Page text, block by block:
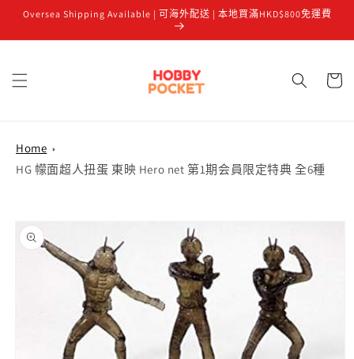
跳至內容
Oversea Shipping Available | 可海外配送 | 本地買滿HKD$800免運費
物
Home
HG 幪面超人扭蛋 東映 Hero net 第1期会員限定特典 全6種
略過產品
資訊